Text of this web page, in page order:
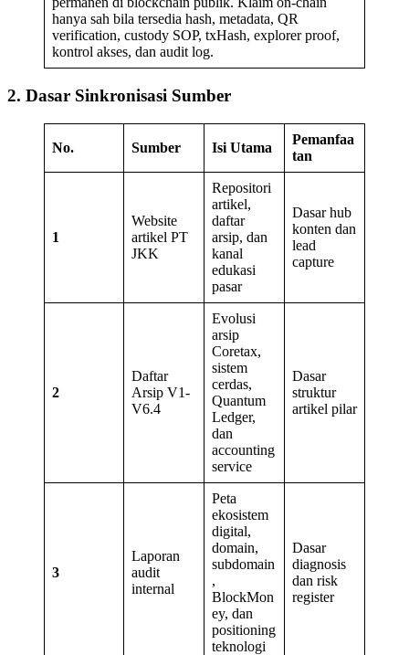
hanya sah bila tersedia hash, metadata, QR
verification, custody SOP, txHash, explorer proof,
kontrol akses, dan audit log.
2. Dasar Sinkronisasi Sumber
No. Sumber Isi Utama
Pemanfaa
tan
1
Website
artikel PT
JKK
Repositori
artikel,
daftar
arsip, dan
kanal
edukasi
pasar
Dasar hub
konten dan
lead
capture
2
Daftar
Arsip V1-
V6.4
Evolusi
arsip
Coretax,
sistem
cerdas,
Quantum
Ledger,
dan
accounting
service
Dasar
struktur
artikel pilar
3
Laporan
audit
internal
Peta
ekosistem
digital,
domain,
subdomain
,
BlockMon
ey, dan
positioning
teknologi
Dasar
diagnosis
dan risk
register